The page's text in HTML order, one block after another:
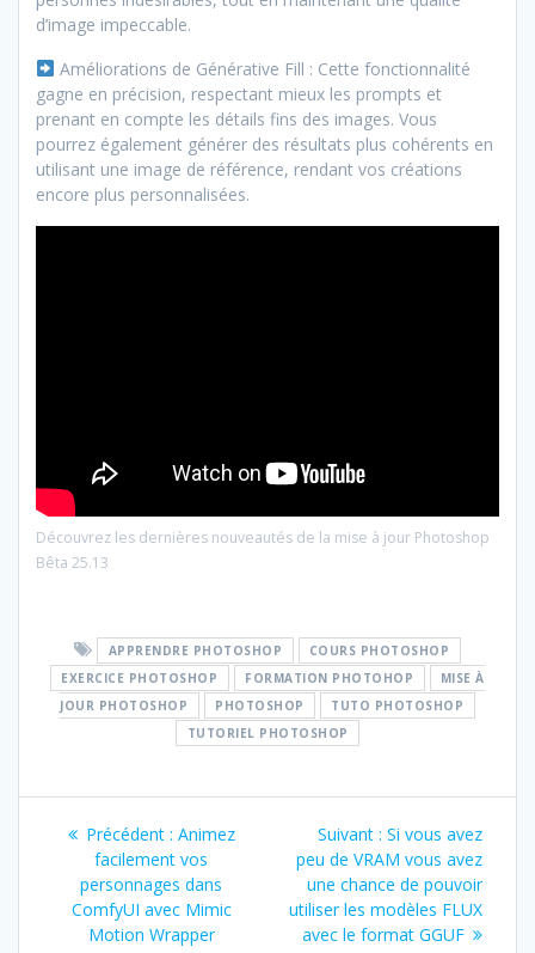
d’image impeccable.
Améliorations de Générative Fill : Cette fonctionnalité
gagne en précision, respectant mieux les prompts et
prenant en compte les détails fins des images. Vous
pourrez également générer des résultats plus cohérents en
utilisant une image de référence, rendant vos créations
encore plus personnalisées.
Découvrez les dernières nouveautés de la mise à jour Photoshop
Bêta 25.13
APPRENDRE PHOTOSHOP
COURS PHOTOSHOP
EXERCICE PHOTOSHOP
FORMATION PHOTOHOP
MISE À
JOUR PHOTOSHOP
PHOTOSHOP
TUTO PHOTOSHOP
TUTORIEL PHOTOSHOP
Navigation
l’article
Précédent : Article
précédent
:
Animez
facilement vos
personnages dans
ComfyUI avec Mimic
Motion Wrapper
Suivant : Article
suivant
:
Si vous avez
peu de VRAM vous avez
une chance de pouvoir
utiliser les modèles FLUX
avec le format GGUF